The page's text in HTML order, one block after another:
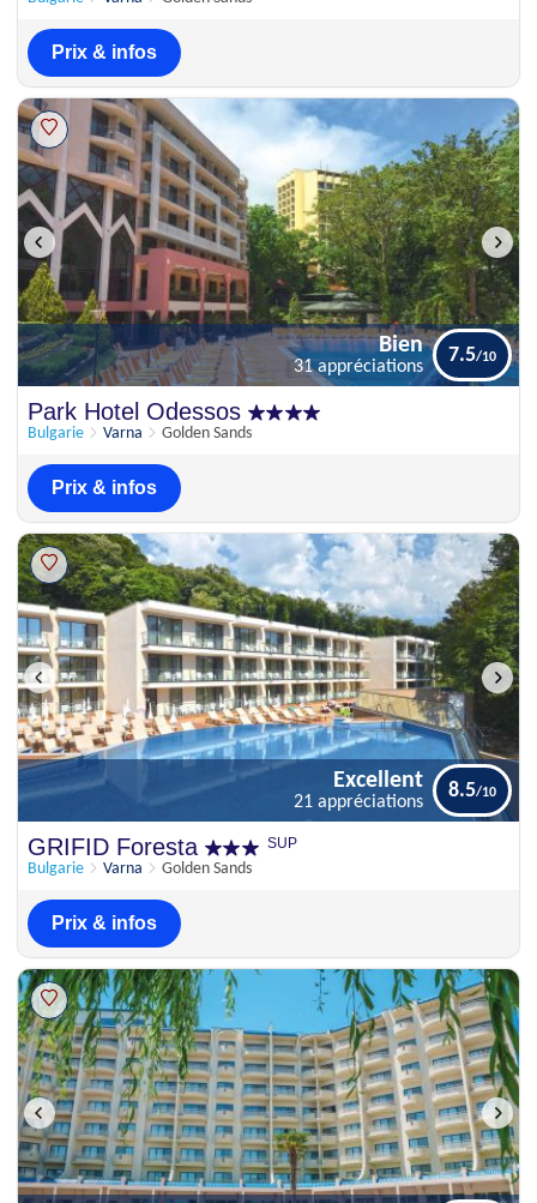
Prix & infos
Park Hotel Odessos
Bulgarie Varna Golden Sands
Bien
31 appréciations
7.5
Prix & infos
GRIFID Foresta SUP
Bulgarie Varna Golden Sands
Excellent
21 appréciations
8.5
Prix & infos